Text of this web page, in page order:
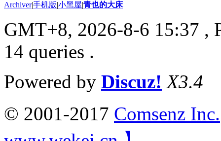
Archiver|手机版|小黑屋|青也的大床
GMT+8, 2026-8-6 15:37 ,
14 queries .
Powered by Discuz! X3.4
© 2001-2017 Comsenz Inc.